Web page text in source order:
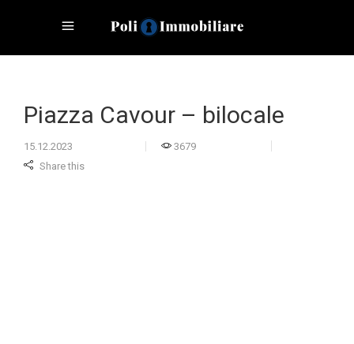
Piazza Cavour – bilocale
15.12.2023
3679
Share this